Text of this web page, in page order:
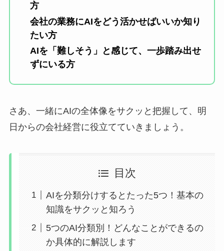
方
会社の業務にAIをどう活かせばいいか知り
たい方
AIを「難しそう」と感じて、一歩踏み出せ
ずにいる方
さあ、一緒にAIの全体像をサクッと把握して、明
日からの会社経営に役立てていきましょう。
目次
AIを分類分けするとたった5つ！基本の
知識をサクッと知ろう
5つのAI分類別！どんなことができるの
か具体的に解説します